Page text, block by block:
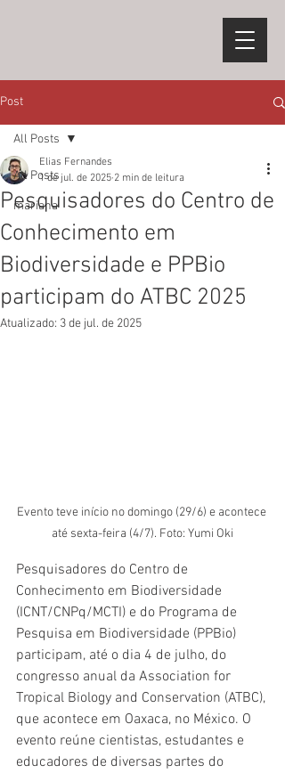
Post
All Posts
mariana
All Posts
Pesquisadores do Centro de
Conhecimento em
Biodiversidade e PPBio
participam do ATBC 2025
Elias Fernandes
1 de jul. de 2025 2 min de leitura
Atualizado: 3 de jul. de 2025
Evento teve início no domingo (29/6) e acontece
até sexta-feira (4/7). Foto: Yumi Oki
Pesquisadores do Centro de
Conhecimento em Biodiversidade
(ICNT/CNPq/MCTI) e do Programa de
Pesquisa em Biodiversidade (PPBio)
participam, até o dia 4 de julho, do
congresso anual da Association for
Tropical Biology and Conservation (ATBC),
que acontece em Oaxaca, no México. O
evento reúne cientistas, estudantes e
educadores de diversas partes do